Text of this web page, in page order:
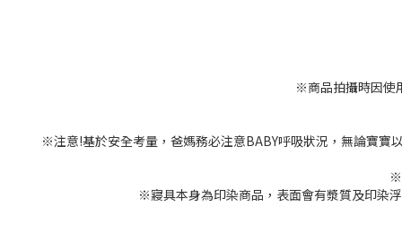
※商品拍攝時因使
※注意!基於安全考量，爸媽務必注意BABY呼吸狀況，無論寶寶
※
※寢具本身為印染商品，表面會有漿質及印染